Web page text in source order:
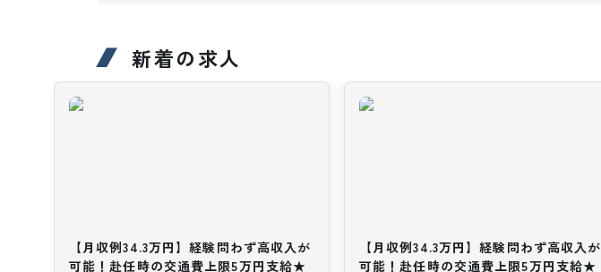
新着の求人
【月収例34.3万円】経験問わず高収入が
可能！赴任時の交通費上限5万円支給★
【月収例34.3万円】経験問わず高収入が
可能！赴任時の交通費上限5万円支給★